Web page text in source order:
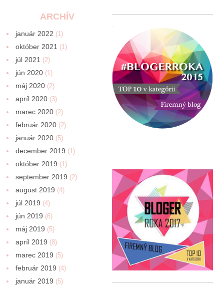
ARCHÍV
január 2022 (1)
október 2021 (1)
júl 2021 (2)
jún 2020 (1)
máj 2020 (2)
apríl 2020 (3)
marec 2020 (2)
február 2020 (2)
január 2020 (5)
december 2019 (1)
október 2019 (1)
september 2019 (2)
august 2019 (4)
júl 2019 (4)
jún 2019 (6)
máj 2019 (5)
apríl 2019 (8)
marec 2019 (5)
február 2019 (4)
január 2019 (5)